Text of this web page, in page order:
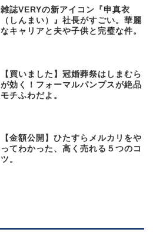
雑誌VERYの新アイコン『申真衣
（しんまい）』社長がすごい。華麗
なキャリアと夫や子供と完璧な件。
【買いました】冠婚葬祭はしまむら
が効く！フォーマルパンプスが絶品
モチふわだよ。
【金額公開】ひたすらメルカリをや
ってわかった、高く売れる５つのコ
ツ。